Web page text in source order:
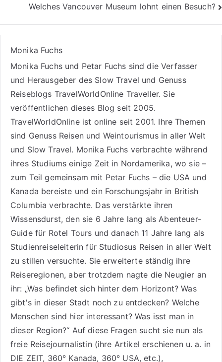
Welches Vancouver Museum lohnt einen Besuch?
Monika Fuchs
Monika Fuchs und Petar Fuchs sind die Verfasser
und Herausgeber des Slow Travel und Genuss
Reiseblogs TravelWorldOnline Traveller. Sie
veröffentlichen dieses Blog seit 2005.
TravelWorldOnline ist online seit 2001. Ihre Themen
sind Genuss Reisenund Weintourismusin aller Welt
und Slow Travel. Monika Fuchs verbrachte während
ihres Studiums einige Zeit in Nordamerika, wo sie –
zum Teil gemeinsam mit Petar Fuchs – die USA und
Kanada bereiste und ein Forschungsjahr in British
Columbia verbrachte. Das verstärkte ihren
Wissensdurst, den sie 6 Jahre lang als Abenteuer-
Guide für Rotel Tours und danach 11 Jahre lang als
Studienreiseleiterin für Studiosus Reisen in aller Welt
zu stillen versuchte. Sie erweiterte ständig ihre
Reiseregionen, aber trotzdem nagte die Neugier an
ihr: „Was befindet sich hinter dem Horizont? Was
gibt's in dieser Stadt noch zu entdecken? Welche
Menschen sind hier interessant? Was isst man in
dieser Region?“ Auf diese Fragen sucht sie nun als
freie Reisejournalistin (ihre Artikel erschienen u. a. in
DIE ZEIT, 360° Kanada, 360° USA, etc.),